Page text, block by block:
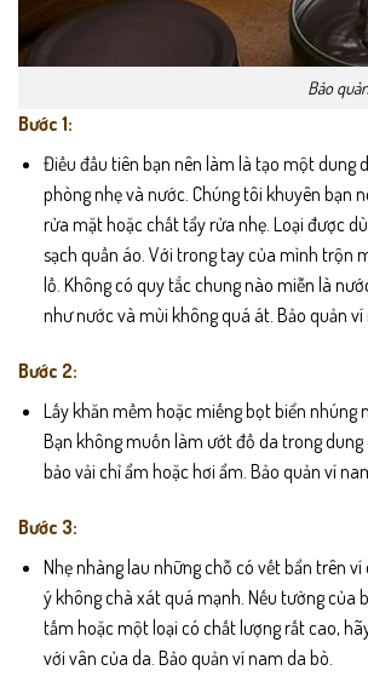
Bảo
Bước 1:
Điều đầu tiên bạn nên làm là tạo một dung
phòng nhẹ và nước. Chúng tôi khuyên bạn
rửa mặt hoặc chất tẩy rửa nhẹ. Loại được
sạch quần áo. Với trong tay của mình trộn
lồ. Không có quy tắc chung nào miễn là
như nước và mùi không quá át. Bảo quản
Bước 2:
Lấy khăn mềm hoặc miếng bọt biển nhúng
Bạn không muốn làm ướt đồ da trong dung
bảo vải chỉ ẩm hoặc hơi ẩm. Bảo quản ví
Bước 3:
Nhẹ nhàng lau những chỗ có vết bẩn trên
ý không chà xát quá mạnh. Nếu tường của
tấm hoặc một loại có chất lượng rất cao,
với vân của da. Bảo quản ví nam da bò.